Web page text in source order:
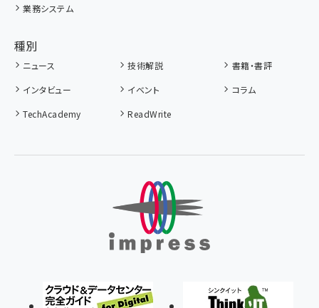
業務システム
種別
ニュース 技術解説
書籍・書評
インタビュー
イベント
コラム
TechAcademy
ReadWrite